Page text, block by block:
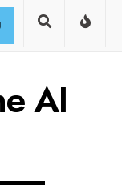
AI